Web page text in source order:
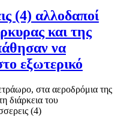
(4) αλλοδαποί
και της
να
εξωτερικό
στα αεροδρόμια της
διάρκεια του
(4)